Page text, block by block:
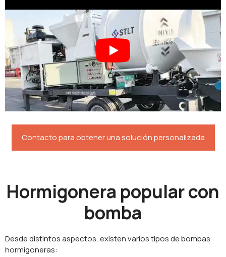
Contacto para obtener una solución personalizada
Hormigonera popular con
bomba
Desde distintos aspectos, existen varios tipos de bombas
hormigoneras: